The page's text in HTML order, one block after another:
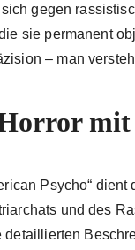
gegen
sie permanent
– man
Psycho“
und des